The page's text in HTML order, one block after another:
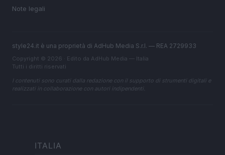
Note legali
style24.it è una proprietà di AdHub Media S.r.l. — REA 2729933
Copyright © 2026 · Edito da AdHub Media — Italia
Tutti i diritti riservati
I contenuti sono curati dalla redazione con il supporto di strumenti digitali e
realizzati in collaborazione con autori indipendenti.
ITALIA